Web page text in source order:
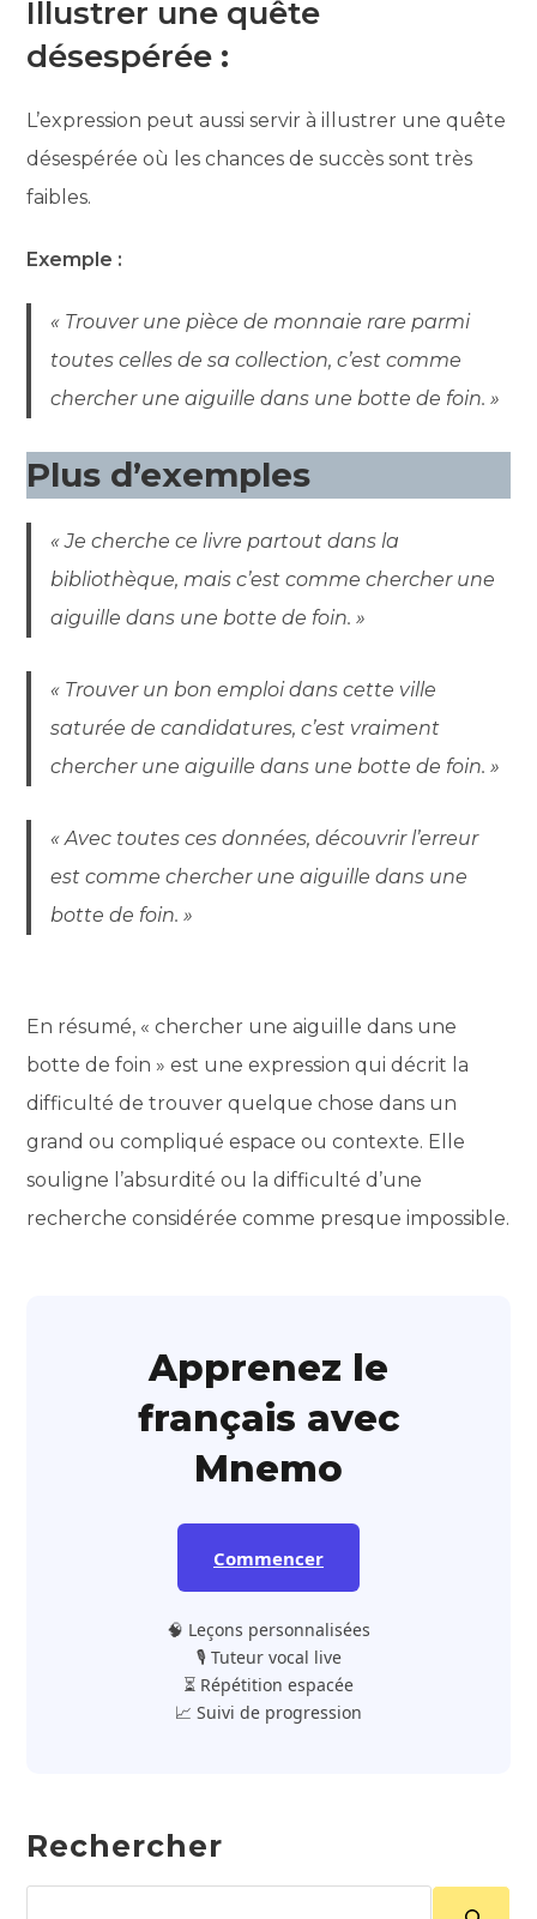
Illustrer une quête
désespérée :
L’expression peut aussi servir à illustrer une quête
désespérée où les chances de succès sont très
faibles.
Exemple :
« Trouver une pièce de monnaie rare parmi
toutes celles de sa collection, c’est comme
chercher une aiguille dans une botte de foin. »
Plus d’exemples
« Je cherche ce livre partout dans la
bibliothèque, mais c’est comme chercher une
aiguille dans une botte de foin. »
« Trouver un bon emploi dans cette ville
saturée de candidatures, c’est vraiment
chercher une aiguille dans une botte de foin. »
« Avec toutes ces données, découvrir l’erreur
est comme chercher une aiguille dans une
botte de foin. »
En résumé, « chercher une aiguille dans une
botte de foin » est une expression qui décrit la
difficulté de trouver quelque chose dans un
grand ou compliqué espace ou contexte. Elle
souligne l’absurdité ou la difficulté d’une
recherche considérée comme presque impossible.
Apprenez le
français avec
Mnemo
Commencer
🧠 Leçons personnalisées
🎙️ Tuteur vocal live
⏳ Répétition espacée
📈 Suivi de progression
Rechercher